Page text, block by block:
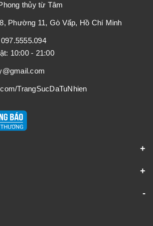
thủy từ Tâm
Phường 11, Gò Vấp, Hồ Chí Minh
097.5555.094
10:00 - 21:00
TrangSucDaTuNhien